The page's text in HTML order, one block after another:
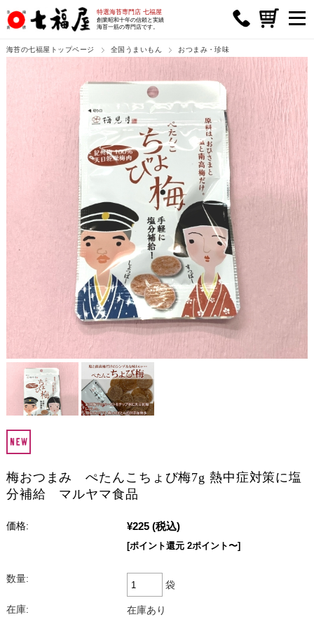
特選海苔専門店 七福屋
創業昭和十年の信頼と実績
海苔一筋の専門店です。
海苔の七福屋トップページ 全国うまいもん おつまみ・珍味
梅おつまみ ぺたんこちょび梅7g 熱中症対策に塩
分補給 マルヤマ食品
価格: ¥225 (税込)
[ポイント還元 2ポイント〜]
数量:
袋
在庫: 在庫あり